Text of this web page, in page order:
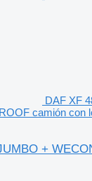
DAF XF
camión con
+